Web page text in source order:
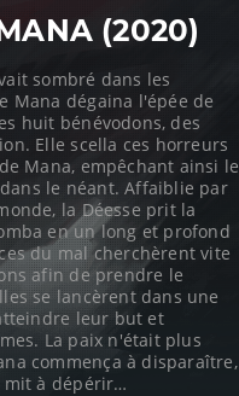
(2020)
sombré dans les
Mana dégaina l'épée de
huit bénévodons, des
Elle scella ces horreurs
Mana, empêchant ainsi le
le néant. Affaiblie par
la Déesse prit la
en un long et profond
du mal cherchèrent vite
afin de prendre le
se lancèrent dans une
leur but et
La paix n'était plus
commença à disparaître,
mit à dépérir…